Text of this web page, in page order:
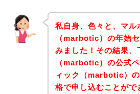
私自身、色々と、マル
（marbotic）の年始
みました！その結果、
（marbotic）の公式
ィック（marbotic）
格で申し込むことがで